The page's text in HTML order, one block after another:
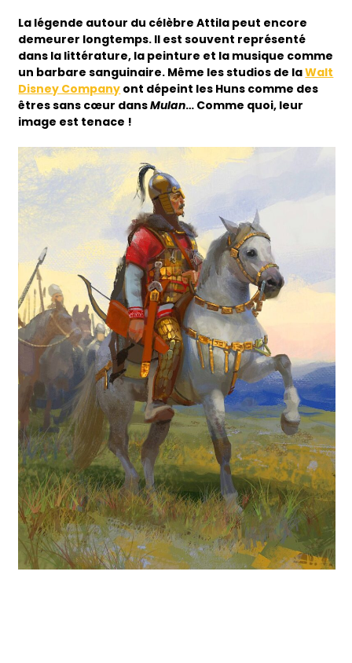
La légende autour du célèbre Attila peut encore
demeurer longtemps. Il est souvent représenté
dans la littérature, la peinture et la musique comme
un barbare sanguinaire. Même les studios de laWalt
Disney Company ont dépeint les Huns comme des
êtres sans cœur dansMulan… Comme quoi, leur
image est tenace !